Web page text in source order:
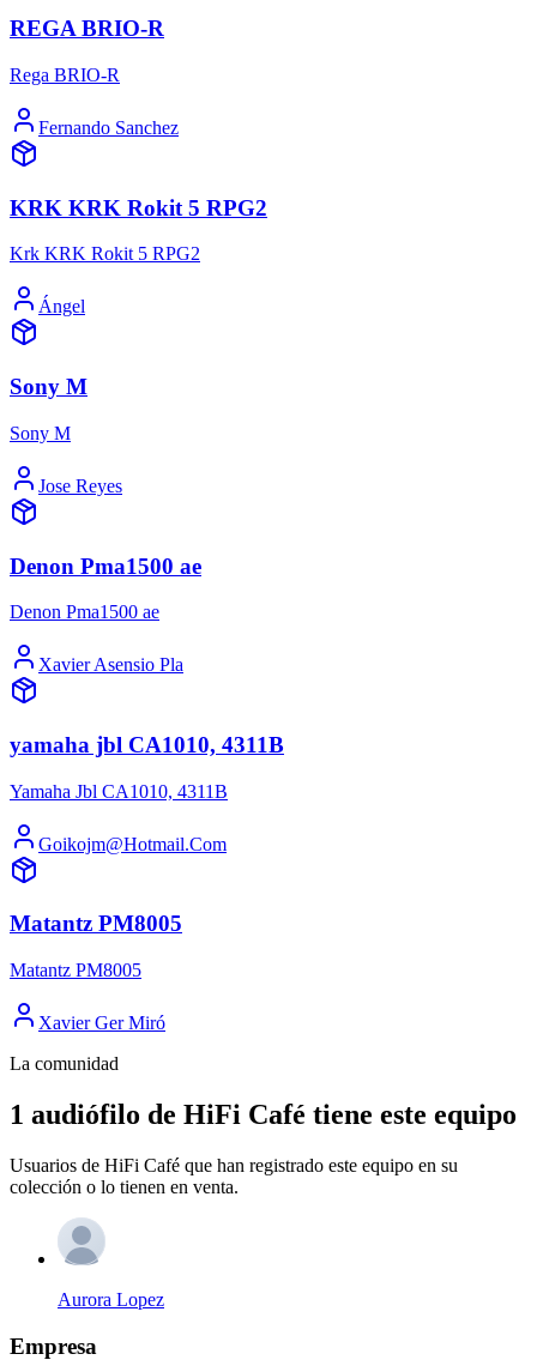
REGA BRIO-R
Rega BRIO-R
Fernando Sanchez
KRK KRK Rokit 5 RPG2
Krk KRK Rokit 5 RPG2
Ángel
Sony M
Sony M
Jose Reyes
Denon Pma1500 ae
Denon Pma1500 ae
Xavier Asensio Pla
yamaha jbl CA1010, 4311B
Yamaha Jbl CA1010, 4311B
Goikojm@Hotmail.Com
Matantz PM8005
Matantz PM8005
Xavier Ger Miró
La comunidad
1 audiófilo de HiFi Café tiene este equipo
Usuarios de HiFi Café que han registrado este equipo en su
colección o lo tienen en venta.
Aurora Lopez
Empresa